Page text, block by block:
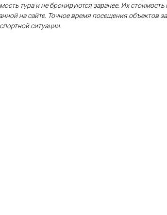
тура и не бронируются заранее. Их
на сайте. Точное время посещения объектов
ситуации.